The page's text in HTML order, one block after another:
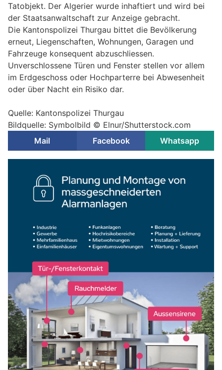
Tatobjekt. Der Algerier wurde inhaftiert und wird bei
der Staatsanwaltschaft zur Anzeige gebracht.
Die Kantonspolizei Thurgau bittet die Bevölkerung
erneut, Liegenschaften, Wohnungen, Garagen und
Fahrzeuge konsequent abzuschliessen.
Unverschlossene Türen und Fenster stellen vor allem
im Erdgeschoss oder Hochparterre bei Abwesenheit
oder über Nacht ein Risiko dar.
Quelle: Kantonspolizei Thurgau
Bildquelle: Symbolbild © Elnur/Shutterstock.com
Mail
Facebook Whatsapp